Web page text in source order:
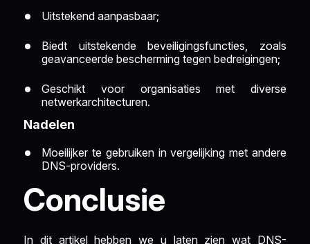
Uitstekend aanpasbaar;
Biedt uitstekende beveiligingsfuncties, zoals
geavanceerde bescherming tegen bedreigingen;
Geschikt voor organisaties met diverse
netwerkarchitecturen.
Nadelen
Moeilijker te gebruiken in vergelijking met andere
DNS-providers.
Conclusie
In dit artikel hebben we u laten zien wat DNS-